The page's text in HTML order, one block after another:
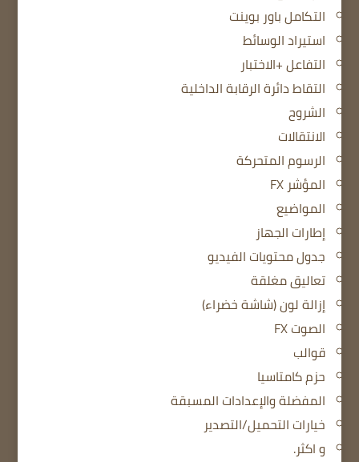
التكامل باور بوينت
استيراد الوسائط
التفاعل +الاختبار
التقاط دائرة الرقابة الداخلية
الشروح
الانتقالات
الرسوم المتحركة
المؤشر FX
المواضيع
إطارات الجهاز
جدول محتويات الفيديو
تعاليق مغلقة
إزالة لون (شاشة خضراء)
الصوت FX
قوالب
حزم كامتاسيا
المفضلة والإعدادات المسبقة
خيارات التحميل/التصدير
و اكثر.